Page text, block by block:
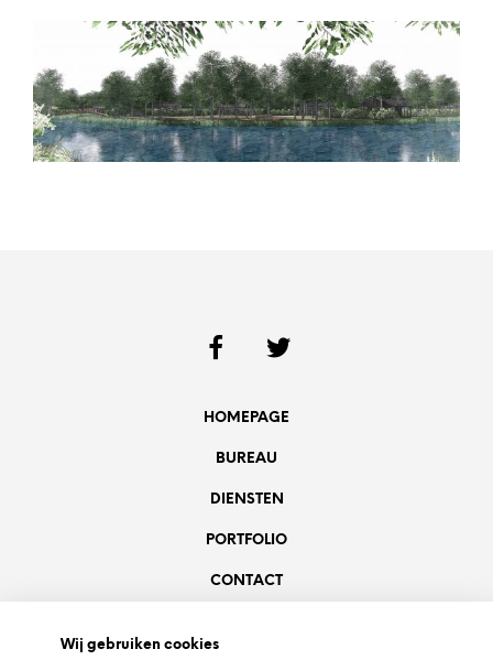
Wij gebruiken cookies
HOMEPAGE
BUREAU
DIENSTEN
PORTFOLIO
CONTACT